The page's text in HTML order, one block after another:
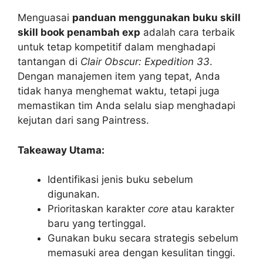
Menguasai panduan menggunakan buku skill
skill book penambah exp adalah cara terbaik
untuk tetap kompetitif dalam menghadapi
tantangan di Clair Obscur: Expedition 33.
Dengan manajemen item yang tepat, Anda
tidak hanya menghemat waktu, tetapi juga
memastikan tim Anda selalu siap menghadapi
kejutan dari sang Paintress.
Takeaway Utama:
Identifikasi jenis buku sebelum
digunakan.
Prioritaskan karakter core atau karakter
baru yang tertinggal.
Gunakan buku secara strategis sebelum
memasuki area dengan kesulitan tinggi.